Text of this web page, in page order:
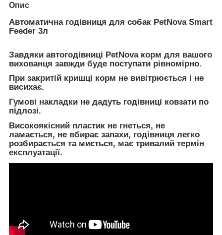
Опис
Автоматична годівниця для собак PetNova Smart
Feeder 3л
Завдяки автогодівниці PetNova корм для вашого
вихованця завжди буде поступати рівномірно.
При закритій кришці корм не вивітрюється і не
висихає.
Гумові накладки не дадуть годівниці ковзати по
підлозі.
Високоякісний пластик не гнеться, не
ламається, не вбирає запахи, годівниця легко
розбирається та миється, має тривалий термін
експлуатації.